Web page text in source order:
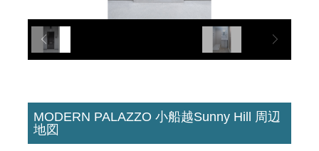
MODERN PALAZZO 小船越Sunny Hill 周辺
地図